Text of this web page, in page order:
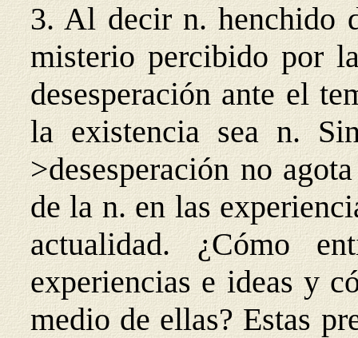
3. Al decir n. henchido
misterio percibido por
desesperación ante el
la existencia sea n.
>desesperación no
de la n. en las
actualidad. ¿Cómo
experiencias e ideas y
medio de ellas? Estas